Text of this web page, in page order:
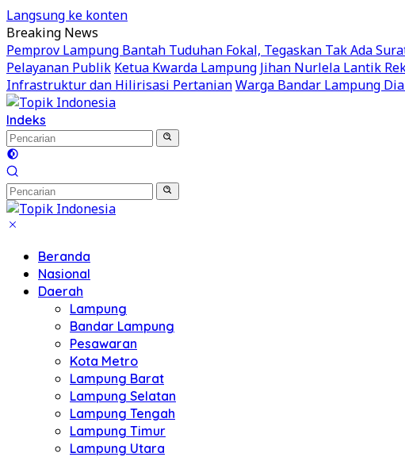
Langsung ke konten
Breaking News
Pemprov Lampung Bantah Tuduhan Fokal, Tegaskan Tak Ada
Pelayanan Publik Ketua Kwarda Lampung Jihan Nurlela Lantik
Infrastruktur dan Hilirisasi PertanianWarga Bandar Lampung
Indeks
Beranda
Nasional
Daerah
Lampung
Bandar Lampung
Pesawaran
Kota Metro
Lampung Barat
Lampung Selatan
Lampung Tengah
Lampung Timur
Lampung Utara